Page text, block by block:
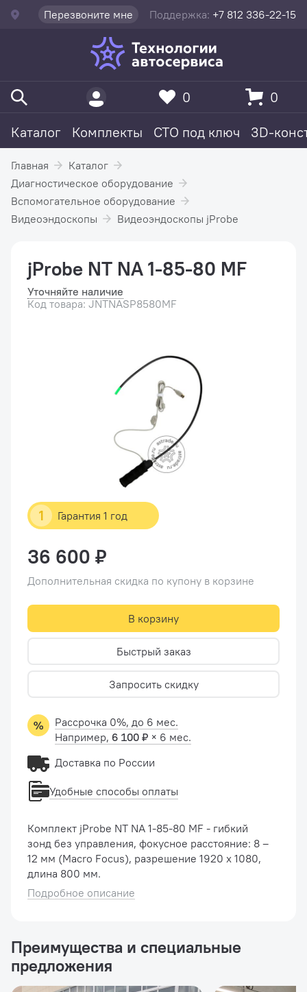
Перезвоните мне Поддержка: +7 812 336-22-15
Каталог Комплекты СТО под ключ 3D-
0 0
Главная
Каталог
Диагностическое оборудование
Вспомогательное оборудование
Видеоэндоскопы
Видеоэндоскопы jProbe
1 Гарантия 1 год
jProbe NT NA 1-85-80 MF
Уточняйте наличие
Код товара: JNTNASP8580MF
Комплект jProbe NT NA 1-85-80 MF - гибкий
зонд без управления, фокусное расстояние: 8 –
12 мм (Macro Focus), разрешение 1920 х 1080,
длина 800 мм.
Подробное описание
36 600 ₽
Дополнительная скидка по купону в корзине
В корзину
Быстрый заказ
Запросить скидку
Рассрочка 0%, до 6 мес.
Например, 6 100 ₽ × 6 мес.
Доставка по России
Удобные способы оплаты
Преимущества и специальные
предложения